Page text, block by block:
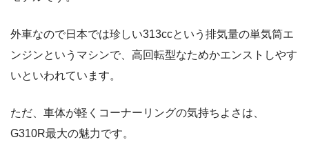
外車なので日本では珍しい313ccという排気量の単気筒エ
ンジンというマシンで、高回転型なためかエンストしやす
いといわれています。
ただ、車体が軽くコーナーリングの気持ちよさは、
G310R最大の魅力です。